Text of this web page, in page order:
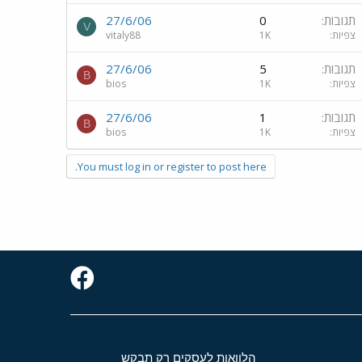
תגובות 0
צפיות 1K
27/6/06
vitaly88
V
תגובות 5
צפיות 1K
27/6/06
bios
B
תגובות 1
צפיות 1K
27/6/06
bios
B
You must log in or register to post here.
הלוואות לעסקים רק תבקש